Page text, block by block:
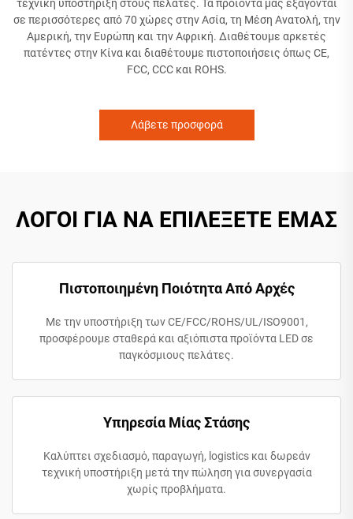
τεχνική υποστήριξη στους πελάτες. Τα προϊόντα μας εξάγονται
σε περισσότερες από 70 χώρες στην Ασία, τη Μέση Ανατολή, την
Αμερική, την Ευρώπη και την Αφρική. Διαθέτουμε αρκετές
πατέντες στην Κίνα και διαθέτουμε πιστοποιήσεις όπως CE,
FCC, CCC και ROHS.
Λάβετε προσφορά
ΛΟΓΟΙ ΓΙΑ ΝΑ ΕΠΙΛΕΞΕΤΕ ΕΜΑΣ
Πιστοποιημένη Ποιότητα Από Αρχές
Με την υποστήριξη των CE/FCC/ROHS/UL/ISO9001,
προσφέρουμε σταθερά και αξιόπιστα προϊόντα LED σε
παγκόσμιους πελάτες.
Υπηρεσία Μίας Στάσης
Καλύπτει σχεδιασμό, παραγωγή, logistics και δωρεάν
τεχνική υποστήριξη μετά την πώληση για συνεργασία
χωρίς προβλήματα.